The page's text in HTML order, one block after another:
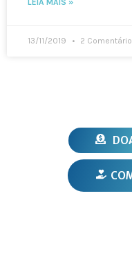
LEIA MAIS »
13/11/2019 2